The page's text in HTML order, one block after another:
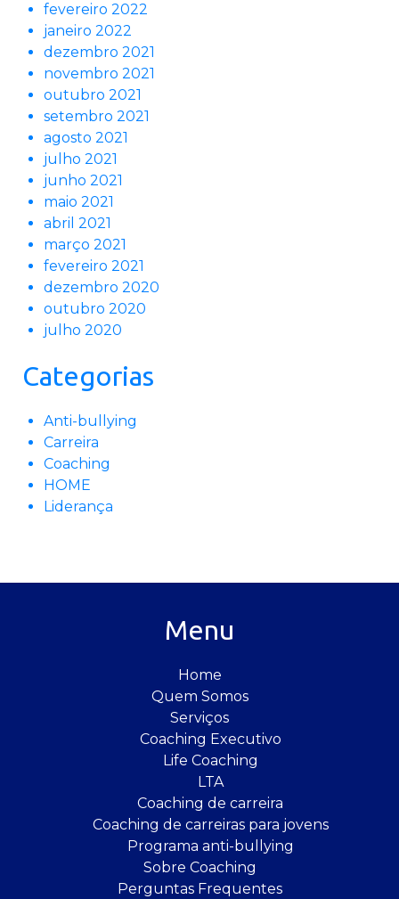
fevereiro 2022
janeiro 2022
dezembro 2021
novembro 2021
outubro 2021
setembro 2021
agosto 2021
julho 2021
junho 2021
maio 2021
abril 2021
março 2021
fevereiro 2021
dezembro 2020
outubro 2020
julho 2020
Categorias
Anti-bullying
Carreira
Coaching
HOME
Liderança
Menu
Home
Quem Somos
Serviços
Coaching Executivo
Life Coaching
LTA
Coaching de carreira
Coaching de carreiras para jovens
Programa anti-bullying
Sobre Coaching
Perguntas Frequentes